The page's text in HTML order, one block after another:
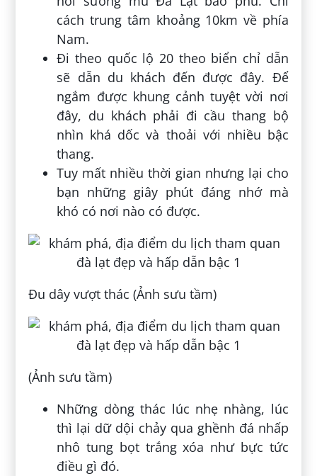
cách trung tâm khoảng 10km về phía
Nam.
Đi theo quốc lộ 20 theo biển chỉ dẫn
sẽ dẫn du khách đến được đây. Để
ngắm được khung cảnh tuyệt vời nơi
đây, du khách phải đi cầu thang bộ
nhìn khá dốc và thoải với nhiều bậc
thang.
Tuy mất nhiều thời gian nhưng lại cho
bạn những giây phút đáng nhớ mà
khó có nơi nào có được.
Đu dây vượt thác (Ảnh sưu tầm)
(Ảnh sưu tầm)
Những dòng thác lúc nhẹ nhàng, lúc
thì lại dữ dội chảy qua ghềnh đá nhấp
nhô tung bọt trắng xóa như bực tức
điều gì đó.